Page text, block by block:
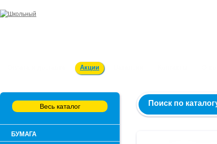
Акции
Весь каталог
БУМАГА
Поиск по